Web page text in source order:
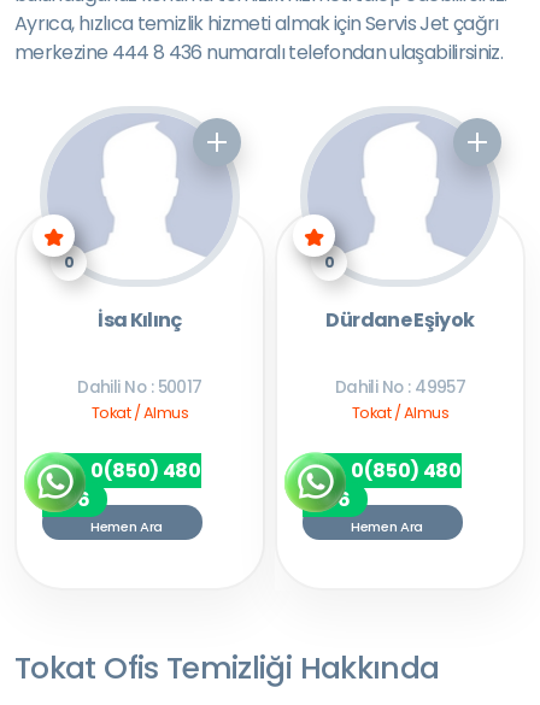
Ayrıca, hızlıca temizlik hizmeti almak için Servis Jet çağrı
merkezine 444 8 436 numaralı telefondan ulaşabilirsiniz.
0
İsa Kılınç
Dahili No : 50017
Tokat / Almus
0(850) 480
7256
Hemen Ara
0
Dürdane Eşiyok
Dahili No : 49957
Tokat / Almus
0(850) 480
7256
Hemen Ara
Tokat Ofis Temizliği Hakkında